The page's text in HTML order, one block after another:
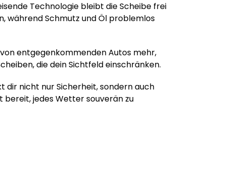
Technologie bleibt die Scheibe frei
während Schmutz und Öl problemlos
entgegenkommenden Autos mehr,
die dein Sichtfeld einschränken.
dir nicht nur Sicherheit, sondern auch
bereit, jedes Wetter souverän zu